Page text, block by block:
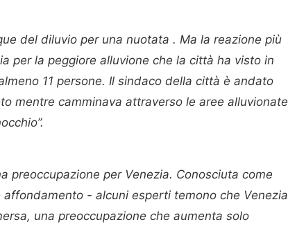
del diluvio per una nuotata . Ma la reazione più
per la peggiore alluvione che la città ha visto in
11 persone. Il sindaco della città è andato
mentre camminava attraverso le aree alluvionate
preoccupazione per Venezia. Conosciuta come
- alcuni esperti temono che Venezia
una preoccupazione che aumenta solo